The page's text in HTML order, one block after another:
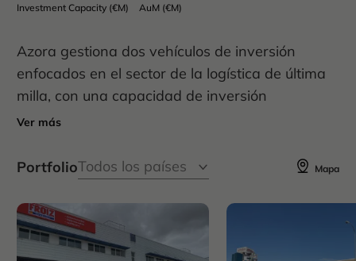
Azora gestiona dos vehículos de inversión
enfocados en el sector de la logística de última
milla, con una capacidad de inversión
combinada de aproximadamente 300 millones
Ambos vehículos están dirigidos a adquirir
activos en ubicaciones prime cerca de las
principales ciudades españolas, con los más
altos estándares de calidad y sostenibilidad.
Ver más
Investment Capacity (€M) AuM (€M)
Portfolio Mapa